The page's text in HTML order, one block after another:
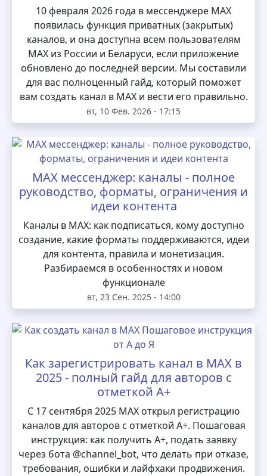
10 февраля 2026 года в мессенджере MAX
появилась функция приватных (закрытых)
каналов, и она доступна всем пользователям
MAX из России и Беларуси, если приложение
обновлено до последней версии. Мы составили
для вас полноценный гайд, который поможет
вам создать канал в MAX и вести его правильно.
вт, 10 Фев. 2026 - 17:15
MAX мессенджер: каналы - полное
руководство, форматы, ограничения и
идеи контента
Каналы в MAX: как подписаться, кому доступно
создание, какие форматы поддерживаются, идеи
для контента, правила и монетизация.
Разбираемся в особенностях и новом
функционале
вт, 23 Сен. 2025 - 14:00
Как зарегистрировать канал в MAX в
2025 - полный гайд для авторов с
отметкой А+
С 17 сентября 2025 MAX открыл регистрацию
каналов для авторов с отметкой А+. Пошаговая
инструкция: как получить А+, подать заявку
через бота @channel_bot, что делать при отказе,
требования, ошибки и лайфхаки продвижения.